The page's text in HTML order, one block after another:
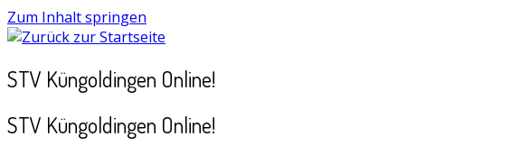
Zum Inhalt springen
STV Küngoldingen Online!
STV Küngoldingen Online!